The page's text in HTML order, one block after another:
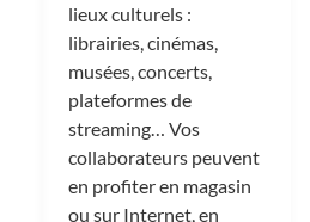
lieux culturels :
librairies, cinémas,
musées, concerts,
plateformes de
streaming… Vos
collaborateurs peuvent
en profiter en magasin
ou sur Internet, en